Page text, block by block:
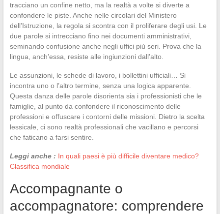
tracciano un confine netto, ma la realtà a volte si diverte a
confondere le piste. Anche nelle circolari del Ministero
dell’Istruzione, la regola si scontra con il proliferare degli usi. Le
due parole si intrecciano fino nei documenti amministrativi,
seminando confusione anche negli uffici più seri. Prova che la
lingua, anch’essa, resiste alle ingiunzioni dall’alto.
Le assunzioni, le schede di lavoro, i bollettini ufficiali… Si
incontra uno o l’altro termine, senza una logica apparente.
Questa danza delle parole disorienta sia i professionisti che le
famiglie, al punto da confondere il riconoscimento delle
professioni e offuscare i contorni delle missioni. Dietro la scelta
lessicale, ci sono realtà professionali che vacillano e percorsi
che faticano a farsi sentire.
Leggi anche : In quali paesi è più difficile diventare medico?
Classifica mondiale
Accompagnante o
accompagnatore: comprendere